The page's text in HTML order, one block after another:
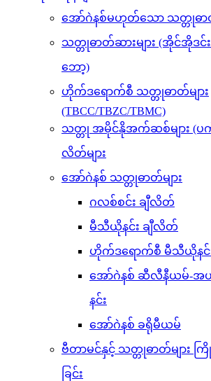
အော်ဂဲနစ်မဟုတ်သော သတ္တုဓာတ်
သတ္တုဓာတ်ဆားများ (အိုင်အို
ဘော့)
ဟိုက်ဒရောက်စီ သတ္တုဓာတ်များ
(TBCC/TBZC/TBMC)
သတ္တု အမိုင်နိုအက်ဆစ်များ (ပ
လိတ်များ
အော်ဂဲနစ် သတ္တုဓာတ်များ
ဂလစ်စင်း ချီလိတ်
မီသီယိုနင်း ချီလိတ်
ဟိုက်ဒရောက်စီ မီသီယိုနင်
အော်ဂဲနစ် ဆီလီနီယမ်-
နင်း
အော်ဂဲနစ် ခရိုမီယမ်
ဗီတာမင်နှင့် သတ္တုဓာတ်များ က
ခြင်း